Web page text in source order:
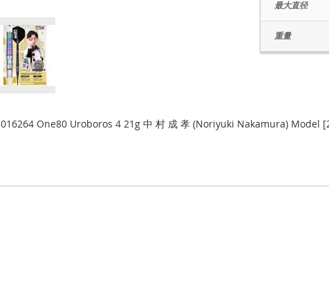
最大直径
重量
016264 One80 Uroboros 4 21g 中 村 成 孝 (Noriyuki Nakamura) Model